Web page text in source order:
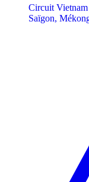
Circuit Vietnam
Saïgon,